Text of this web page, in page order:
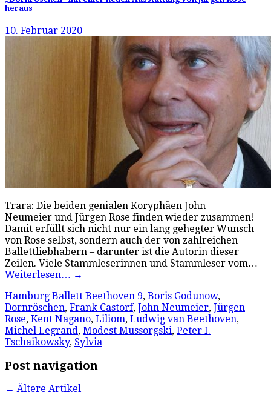
heraus
10. Februar 2020
Trara: Die beiden genialen Koryphäen John
Neumeier und Jürgen Rose finden wieder zusammen!
Damit erfüllt sich nicht nur ein lang gehegter Wunsch
von Rose selbst, sondern auch der von zahlreichen
Ballettliebhabern – darunter ist die Autorin dieser
Zeilen. Viele Stammleserinnen und Stammleser vom…
Weiterlesen… →
Hamburg Ballett Beethoven 9, Boris Godunow,
Dornröschen, Frank Castorf, John Neumeier, Jürgen
Rose, Kent Nagano, Liliom, Ludwig van Beethoven,
Michel Legrand, Modest Mussorgski, Peter I.
Tschaikowsky, Sylvia
Post navigation
← Ältere Artikel